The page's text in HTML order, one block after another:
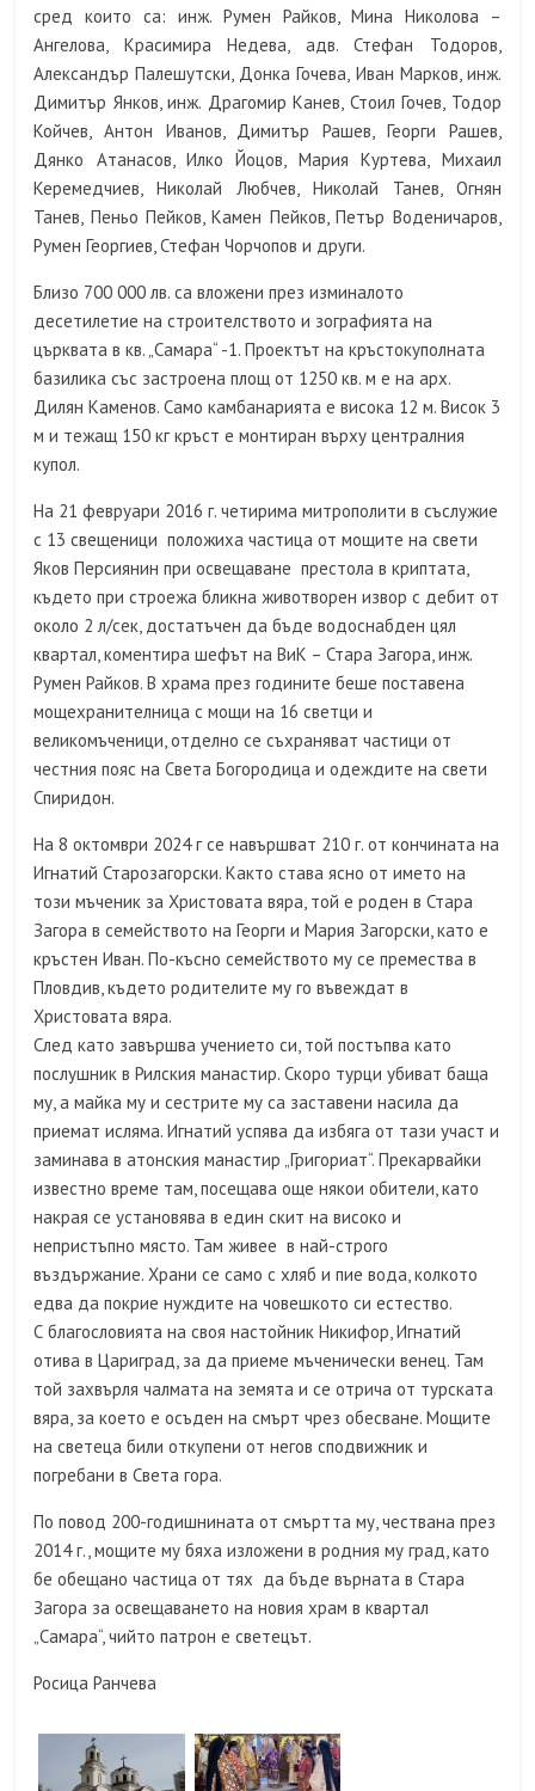
сред които са: инж. Румен Райков, Мина Николова –
Ангелова, Красимира Недева, адв. Стефан Тодоров,
Александър Палешутски, Донка Гочева, Иван Марков, инж.
Димитър Янков, инж. Драгомир Канев, Стоил Гочев, Тодор
Койчев, Антон Иванов, Димитър Рашев, Георги Рашев,
Дянко Атанасов, Илко Йоцов, Мария Куртева, Михаил
Керемедчиев, Николай Любчев, Николай Танев, Огнян
Танев, Пеньо Пейков, Камен Пейков, Петър Воденичаров,
Румен Георгиев, Стефан Чорчопов и други.
Близо 700 000 лв. са вложени през изминалото
десетилетие на строителството и зографията на
църквата в кв. „Самара“ -1. Проектът на кръстокуполната
базилика със застроена площ от 1250 кв. м е на арх.
Дилян Каменов. Само камбанарията е висока 12 м. Висок 3
м и тежащ 150 кг кръст е монтиран върху централния
купол.
На 21 февруари 2016 г. четирима митрополити в съслужие
с 13 свещеници положиха частица от мощите на свети
Яков Персиянин при освещаване престола в криптата,
където при строежа бликна животворен извор с дебит от
около 2 л/сек, достатъчен да бъде водоснабден цял
квартал, коментира шефът на ВиК – Стара Загора, инж.
Румен Райков. В храма през годините беше поставена
мощехранителница с мощи на 16 светци и
великомъченици, отделно се съхраняват частици от
честния пояс на Света Богородица и одеждите на свети
Спиридон.
На 8 октомври 2024 г се навършват 210 г. от кончината на
Игнатий Старозагорски. Както става ясно от името на
този мъченик за Христовата вяра, той е роден в Стара
Загора в семейството на Георги и Мария Загорски, като е
кръстен Иван. По-късно семейството му се премества в
Пловдив, където родителите му го въвеждат в
Христовата вяра.
След като завършва учението си, той постъпва като
послушник в Рилския манастир. Скоро турци убиват баща
му, а майка му и сестрите му са заставени насила да
приемат исляма. Игнатий успява да избяга от тази участ и
заминава в атонския манастир „Григориат“. Прекарвайки
известно време там, посещава още някои обители, като
накрая се установява в един скит на високо и
непристъпно място. Там живее в най-строго
въздържание. Храни се само с хляб и пие вода, колкото
едва да покрие нуждите на човешкото си естество.
С благословията на своя настойник Никифор, Игнатий
отива в Цариград, за да приеме мъченически венец. Там
той захвърля чалмата на земята и се отрича от турската
вяра, за което е осъден на смърт чрез обесване. Мощите
на светеца били откупени от негов сподвижник и
погребани в Света гора.
По повод 200-годишнината от смъртта му, чествана през
2014 г., мощите му бяха изложени в родния му град, като
бе обещано частица от тях да бъде върната в Стара
Загора за освещаването на новия храм в квартал
„Самара“, чийто патрон е светецът.
Росица Ранчева